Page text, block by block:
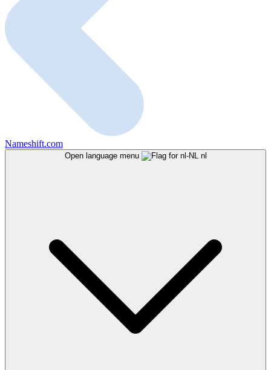
Nameshift.com
Open language menu nl